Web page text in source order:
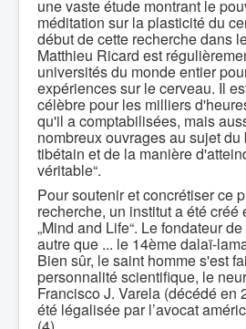
une vaste étude montrant le
méditation sur la plasticité du
début de cette recherche dans
Matthieu Ricard est
universités du monde entier
expériences sur le cerveau. Il
célèbre pour les milliers
qu'il a comptabilisées, mais
nombreux ouvrages au sujet
tibétain et de la manière
véritable“.
Pour soutenir et concrétiser ce
recherche, un institut a été créé
„Mind and Life“. Le fondateur
autre que ... le 14ème dalaï-
Bien sûr, le saint homme s'est
personnalité scientifique, le
Francisco J. Varela (décédé en
été légalisée par l’avocat